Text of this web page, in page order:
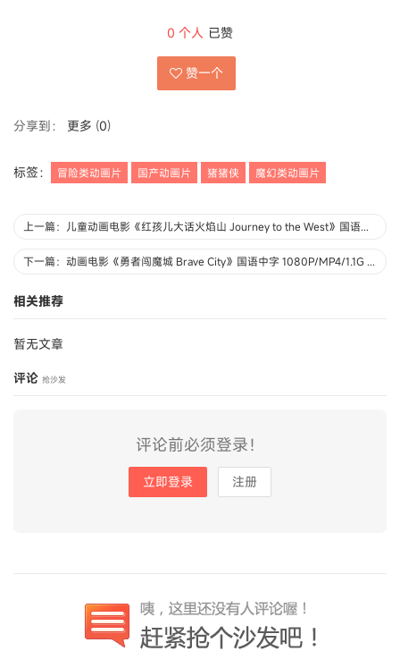
0 个人 已赞
赞一个
分享到： 更多 (0)
标签： 冒险类动画片 国产动画片 猪猪侠 魔幻类动画片
上一篇：儿童动画电影《红孩儿大话火焰山 Journey to the West》国语版 1080P/MKV/1.1G 动画片红孩儿大话火焰山下载
下一篇：动画电影《勇者闯魔城 Brave City》国语中字 1080P/MP4/1.1G 动画片勇者闯魔城下载
相关推荐
暂无文章
评论 抢沙发
评论前必须登录！
立即登录 注册